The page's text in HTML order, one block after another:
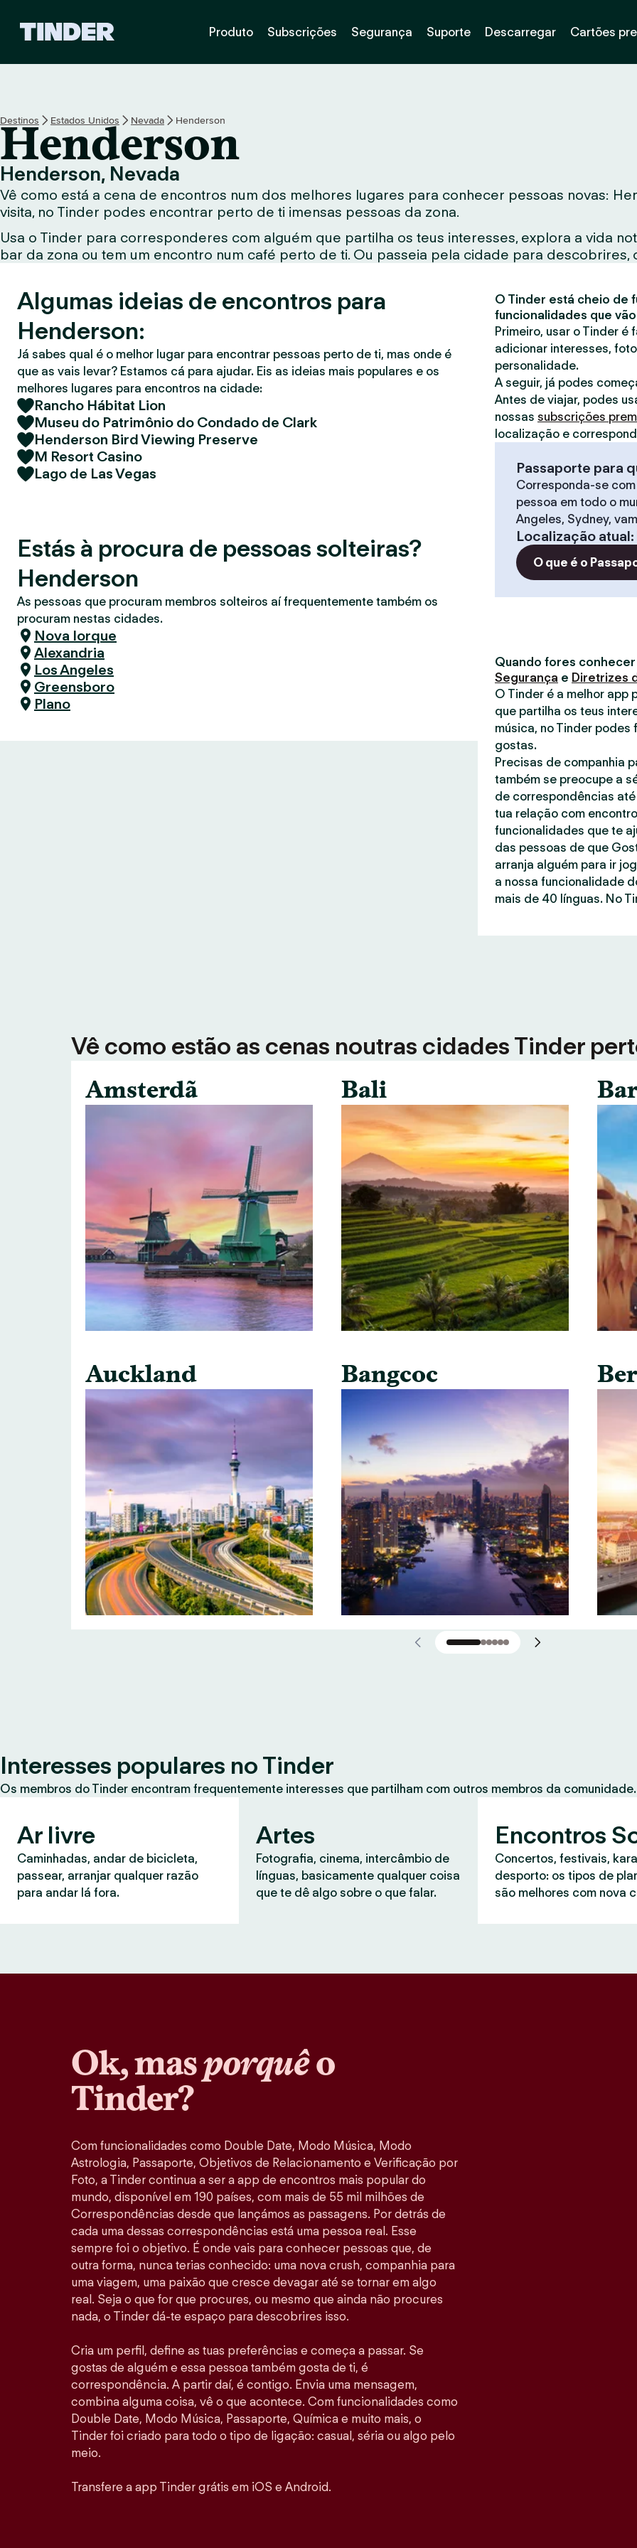
i
c
i
a
l
o
T
d
e
r
Produto Subscrições Segurança Suporte Descarregar Cartões
Destinos Estados Unidos Nevada Henderson
Henderson
Henderson, Nevada
Vê como está a cena de encontros num dos melhores lugares para conhecer pessoas novas:
visita, no Tinder podes encontrar perto de ti imensas pessoas da zona.
Usa o Tinder para corresponderes com alguém que partilha os teus interesses, explora a vida
bar da zona ou tem um encontro num café perto de ti. Ou passeia pela cidade para
Algumas ideias de encontros para
Henderson:
Já sabes qual é o melhor lugar para encontrar pessoas perto de ti, mas onde é
que as vais levar? Estamos cá para ajudar. Eis as ideias mais populares e os
melhores lugares para encontros na cidade:
Rancho Hábitat Lion
Museu do Patrimônio do Condado de Clark
Henderson Bird Viewing Preserve
M Resort Casino
Lago de Las Vegas
Estás à procura de pessoas solteiras?
Henderson
As pessoas que procuram membros solteiros aí frequentemente também os
procuram nestas cidades.
Nova Iorque
Alexandria
Los Angeles
Greensboro
Plano
O Tinder está cheio de
funcionalidades que
Primeiro, usar o Tinder é
adicionar interesses,
personalidade.
A seguir, já podes
Antes de viajar, podes
nossas subscrições
localização e
Passaporte para
Corresponda-se
pessoa em todo o
Angeles, Sydney,
Localização atual:
O que é o
Quando fores
Segurança e Diretrizes
O Tinder é a melhor app
que partilha os teus
música, no Tinder
gostas.
Precisas de companhia
também se preocupe a
de correspondências
tua relação com
funcionalidades que te
das pessoas de que
arranja alguém para ir
a nossa funcionalidade
mais de 40 línguas. No
Vê como estão as cenas noutras cidades Tinder
Amsterdã
Auckland
Bali
Bangcoc
Interesses populares no Tinder
Os membros do Tinder encontram frequentemente interesses que partilham com outros membros da
Ar livre
Caminhadas, andar de bicicleta,
passear, arranjar qualquer razão
para andar lá fora.
Artes
Fotografia, cinema, intercâmbio de
línguas, basicamente qualquer coisa
que te dê algo sobre o que falar.
Encontros
Concertos, festivais,
desporto: os tipos de
são melhores com nova
Ok, masporquêo
Tinder?
Com funcionalidades como Double Date, Modo Música, Modo
Astrologia, Passaporte, Objetivos de Relacionamento e Verificação por
Foto, a Tinder continua a ser a app de encontros mais popular do
mundo, disponível em 190 países, com mais de 55 mil milhões de
Correspondências desde que lançámos as passagens. Por detrás de
cada uma dessas correspondências está uma pessoa real. Esse
sempre foi o objetivo. É onde vais para conhecer pessoas que, de
outra forma, nunca terias conhecido: uma nova crush, companhia para
uma viagem, uma paixão que cresce devagar até se tornar em algo
real. Seja o que for que procures, ou mesmo que ainda não procures
nada, o Tinder dá-te espaço para descobrires isso.
Cria um perfil, define as tuas preferências e começa a passar. Se
gostas de alguém e essa pessoa também gosta de ti, é
correspondência. A partir daí, é contigo. Envia uma mensagem,
combina alguma coisa, vê o que acontece. Com funcionalidades como
Double Date, Modo Música, Passaporte, Química e muito mais, o
Tinder foi criado para todo o tipo de ligação: casual, séria ou algo pelo
meio.
Transfere a app Tinder grátis em iOS e Android.